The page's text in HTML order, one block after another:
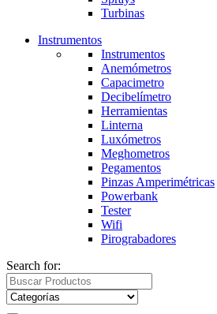
Turbinas
Instrumentos
Instrumentos
Anemómetros
Capacimetro
Decibelímetro
Herramientas
Linterna
Luxómetros
Meghometros
Pegamentos
Pinzas Amperimétricas
Powerbank
Tester
Wifi
Pirograbadores
Search for: